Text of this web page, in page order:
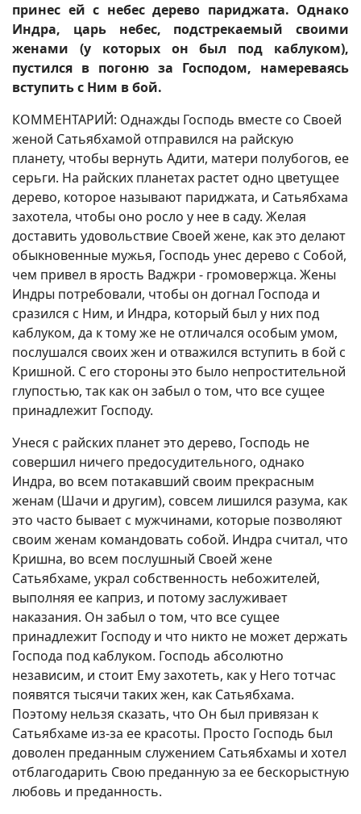
принес ей с небес дерево париджата. Однако
Индра, царь небес, подстрекаемый своими
женами (у которых он был под каблуком),
пустился в погоню за Господом, намереваясь
вступить с Ним в бой.
КОММЕНТАРИЙ: Однажды Господь вместе со Своей
женой Сатьябхамой отправился на райскую
планету, чтобы вернуть Адити, матери полубогов, ее
серьги. На райских планетах растет одно цветущее
дерево, которое называют париджата, и Сатьябхама
захотела, чтобы оно росло у нее в саду. Желая
доставить удовольствие Своей жене, как это делают
обыкновенные мужья, Господь унес дерево с Собой,
чем привел в ярость Ваджри - громовержца. Жены
Индры потребовали, чтобы он догнал Господа и
сразился с Ним, и Индра, который был у них под
каблуком, да к тому же не отличался особым умом,
послушался своих жен и отважился вступить в бой с
Кришной. С его стороны это было непростительной
глупостью, так как он забыл о том, что все сущее
принадлежит Господу.
Унеся с райских планет это дерево, Господь не
совершил ничего предосудительного, однако
Индра, во всем потакавший своим прекрасным
женам (Шачи и другим), совсем лишился разума, как
это часто бывает с мужчинами, которые позволяют
своим женам командовать собой. Индра считал, что
Кришна, во всем послушный Своей жене
Сатьябхаме, украл собственность небожителей,
выполняя ее каприз, и потому заслуживает
наказания. Он забыл о том, что все сущее
принадлежит Господу и что никто не может держать
Господа под каблуком. Господь абсолютно
независим, и стоит Ему захотеть, как у Него тотчас
появятся тысячи таких жен, как Сатьябхама.
Поэтому нельзя сказать, что Он был привязан к
Сатьябхаме из-за ее красоты. Просто Господь был
доволен преданным служением Сатьябхамы и хотел
отблагодарить Свою преданную за ее бескорыстную
любовь и преданность.